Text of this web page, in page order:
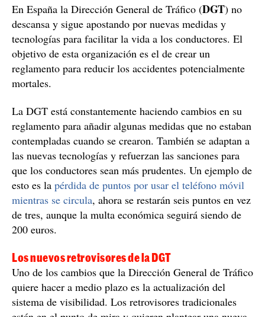
En España la Dirección General de Tráfico (DGT) no
descansa y sigue apostando por nuevas medidas y
tecnologías para facilitar la vida a los conductores. El
objetivo de esta organización es el de crear un
reglamento para reducir los accidentes potencialmente
mortales.
La DGT está constantemente haciendo cambios en su
reglamento para añadir algunas medidas que no estaban
contempladas cuando se crearon. También se adaptan a
las nuevas tecnologías y refuerzan las sanciones para
que los conductores sean más prudentes. Un ejemplo de
esto es la pérdida de puntos por usar el teléfono móvil
mientras se circula, ahora se restarán seis puntos en vez
de tres, aunque la multa económica seguirá siendo de
200 euros.